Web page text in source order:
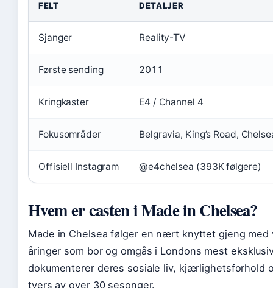
FELT DETALJER
Sjanger Reality-TV
Første sending 2011
Kringkaster E4 / Channel 4
Fokusområder Belgravia, King’s Road,
Offisiell Instagram @e4chelsea (393K følgere)
Hvem er casten i Made in Chelsea?
Made in Chelsea følger en nært knyttet gjeng med
åringer som bor og omgås i Londons mest
dokumenterer deres sosiale liv, kjærlighetsforhold
tvers av over 30 sesonger.